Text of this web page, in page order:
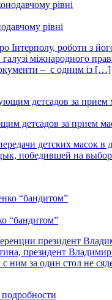
рівні
Інтерполу, роботи з
міжнародного
– є одним із […]
детсадов за прием
передачи детских
победившей на
“бандитом”
президент
президент
с ним за один стол не